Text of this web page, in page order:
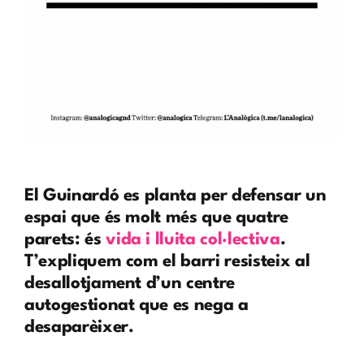
El Guinardó es planta per defensar un
espai que és molt més que quatre
parets: ésvida i lluita col·lectiva.
T’expliquem com el barri resisteix al
desallotjament d’un centre
autogestionat que es nega a
desaparèixer.